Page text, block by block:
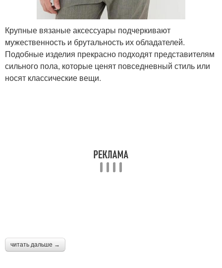
Крупные вязаные аксессуары подчеркивают
мужественность и брутальность их обладателей.
Подобные изделия прекрасно подходят представителям
сильного пола, которые ценят повседневный стиль или
носят классические вещи.
читать дальше →